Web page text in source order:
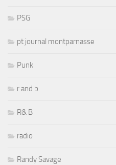
PSG
pt journal montparnasse
Punk
r and b
R& B
radio
Randy Savage